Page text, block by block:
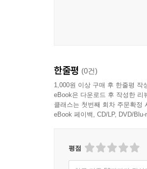
한줄평 (0건)
1,000원 이상 구매 후 한줄평 작
eBook은 다운로드 후 작성한 리
클래스는 첫번째 회차 주문확정
eBook 페이백, CD/LP, DVD/
평점